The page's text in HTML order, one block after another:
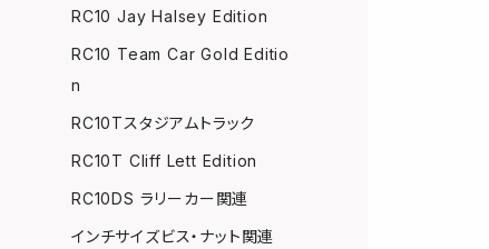
RC10 Jay Halsey Edition
RC10 Team Car Gold Editio
n
RC10Tスタジアムトラック
RC10T Cliff Lett Edition
RC10DS ラリーカー関連
インチサイズビス・ナット関連